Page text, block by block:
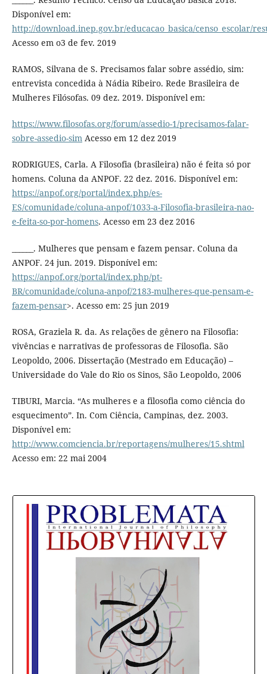
Disponível em:
http://download.inep.gov.br/educacao_basica/censo_escolar/
Acesso em o3 de fev. 2019
RAMOS, Silvana de S. Precisamos falar sobre assédio, sim:
entrevista concedida à Nádia Ribeiro. Rede Brasileira de
Mulheres Filósofas. 09 dez. 2019. Disponível em:
https://www.filosofas.org/forum/assedio-1/precisamos-falar-
sobre-assedio-simAcesso em 12 dez 2019
RODRIGUES, Carla. A Filosofia (brasileira) não é feita só por
homens. Coluna da ANPOF. 22 dez. 2016. Disponível em:
https://anpof.org/portal/index.php/es-
ES/comunidade/coluna-anpof/1033-a-Filosofia-brasileira-nao-
e-feita-so-por-homens. Acesso em 23 dez 2016
______. Mulheres que pensam e fazem pensar. Coluna da
ANPOF. 24 jun. 2019. Disponível em:
https://anpof.org/portal/index.php/pt-
BR/comunidade/coluna-anpof/2183-mulheres-que-pensam-e-
fazem-pensar>. Acesso em: 25 jun 2019
ROSA, Graziela R. da. As relações de gênero na Filosofia:
vivências e narrativas de professoras de Filosofia. São
Leopoldo, 2006. Dissertação (Mestrado em Educação) –
Universidade do Vale do Rio os Sinos, São Leopoldo, 2006
TIBURI, Marcia. “As mulheres e a filosofia como ciência do
esquecimento”. In. Com Ciência, Campinas, dez. 2003.
Disponível em:
http://www.comciencia.br/reportagens/mulheres/15.shtml
Acesso em: 22 mai 2004